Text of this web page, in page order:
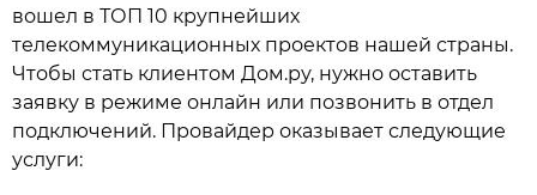
вошел в ТОП 10 крупнейших
телекоммуникационных проектов нашей страны.
Чтобы стать клиентом Дом.ру, нужно оставить
заявку в режиме онлайн или позвонить в отдел
подключений. Провайдер оказывает следующие
услуги: